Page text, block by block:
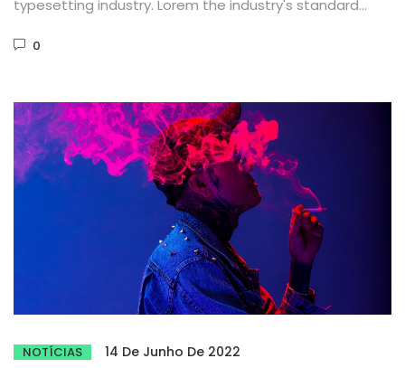
typesetting industry. Lorem the industry's standard
0
NOTÍCIAS 14 De Junho De 2022